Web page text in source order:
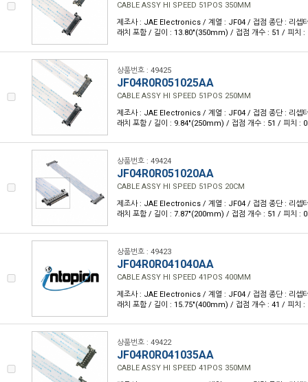
CABLE ASSY HI SPEED 51POS 350MM
제조사 : JAE Electronics / 계열 : JF04 / 접점 종단 : 리셉
래치 포함 / 길이 : 13.80"(350mm) / 접점 개수 : 51 / 피치
상품번호 : 49425
JF04R0R051025AA
CABLE ASSY HI SPEED 51POS 250MM
제조사 : JAE Electronics / 계열 : JF04 / 접점 종단 : 리셉
래치 포함 / 길이 : 9.84"(250mm) / 접점 개수 : 51 / 피치 :
상품번호 : 49424
JF04R0R051020AA
CABLE ASSY HI SPEED 51POS 20CM
제조사 : JAE Electronics / 계열 : JF04 / 접점 종단 : 리셉
래치 포함 / 길이 : 7.87"(200mm) / 접점 개수 : 51 / 피치 :
상품번호 : 49423
JF04R0R041040AA
CABLE ASSY HI SPEED 41POS 400MM
제조사 : JAE Electronics / 계열 : JF04 / 접점 종단 : 리셉
래치 포함 / 길이 : 15.75"(400mm) / 접점 개수 : 41 / 피치
상품번호 : 49422
JF04R0R041035AA
CABLE ASSY HI SPEED 41POS 350MM